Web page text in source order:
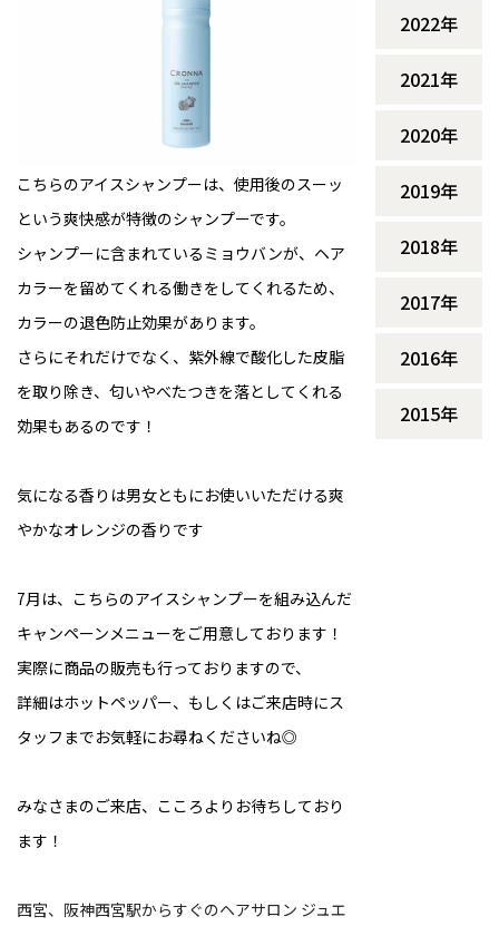
こちらのアイスシャンプーは、使用後のスーッ
という爽快感が特徴のシャンプーです。
シャンプーに含まれているミョウバンが、ヘア
カラーを留めてくれる働きをしてくれるため、
カラーの退色防止効果があります。
さらにそれだけでなく、紫外線で酸化した皮脂
を取り除き、匂いやべたつきを落としてくれる
効果もあるのです！
気になる香りは男女ともにお使いいただける爽
やかなオレンジの香りです
7月は、こちらのアイスシャンプーを組み込んだ
キャンペーンメニューをご用意しております！
実際に商品の販売も行っておりますので、
詳細はホットペッパー、もしくはご来店時にス
タッフまでお気軽にお尋ねくださいね◎
みなさまのご来店、こころよりお待ちしており
ます！
西宮、阪神西宮駅からすぐのヘアサロン ジュエ
2022年
2021年
2020年
2019年
2018年
2017年
2016年
2015年